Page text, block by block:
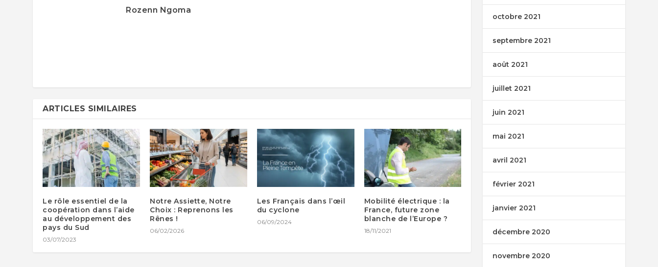
Rozenn Ngoma
ARTICLES SIMILAIRES
Le rôle essentiel de la
coopération dans l’aide
au développement des
pays du Sud
03/07/2023
Notre Assiette, Notre
Choix : Reprenons les
Rênes !
06/02/2026
Les Français dans l’œil
du cyclone
06/09/2024
Mobilité électrique : la
France, future zone
blanche de l’Europe ?
18/11/2021
octobre 2021
septembre 2021
août 2021
juillet 2021
juin 2021
mai 2021
avril 2021
février 2021
janvier 2021
décembre 2020
novembre 2020